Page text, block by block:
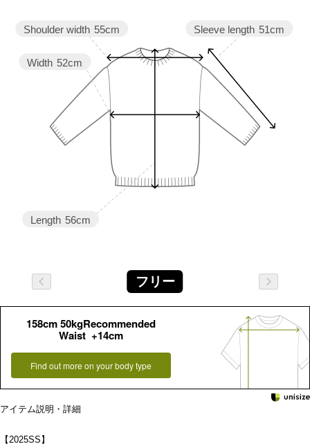
Sleeve length 51cm
Length 56cm
Width 52cm
Shoulder width 55cm
フリー
158cm 50kgRecommended
Waist +14cm
Find out more on your body type
アイテム説明・詳細
【2025SS】